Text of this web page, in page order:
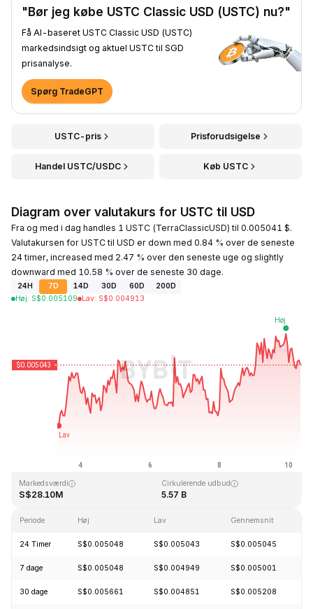
"Bør jeg købe USTC Classic USD (USTC) nu?"
Få AI-baseret USTC Classic USD (USTC)
markedsindsigt og aktuel USTC til SGD
prisanalyse.
Spørg TradeGPT
USTC-pris Prisforudsigelse
Handel USTC/USDC Køb USTC
Diagram over valutakurs for USTC til USD
Fra og med i dag handles 1 USTC (TerraClassicUSD) til 0.005041 $.
Valutakursen for USTC til USD er down med 0.84 % over de seneste
24 timer, increased med 2.47 % over den seneste uge og slightly
downward med 10.58 % over de seneste 30 dage.
24H 7D 14D 30D 60D
200D
Høj: S$0.005109 Lav: S$0.004913
Sidst opdateret: 2026-08-10, 07:47 GMT+0
Markedsværdi
S$28.10M
Cirkulerende udbud
5.57 B
Periode Høj Lav Gennemsnit
24 Timer S$0.005048 S$0.005043 S$0.005045
7 dage S$0.005048 S$0.004949 S$0.005001
30 dage S$0.005661 S$0.004851 S$0.005208